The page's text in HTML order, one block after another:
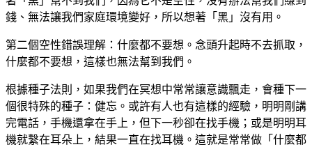
錢、無法讓我們家庭環境變好，所以想著「黑」沒有用。
第二個空性錯誤理解：什麼都不要想。念頭升起時不去抓取，
什麼都不要想，這樣也無法幫到我們。
根據種子法則，如果我們在冥想中常常讓意識飄走，會種下一
個很特殊的種子：健忘。或許有人也有這樣的經驗，明明剛講
完電話，手機還拿在手上，但下一秒卻在找手機；或是明明耳
機就繫在耳朵上，結果一直在找耳機。這就是常常做「什麼都